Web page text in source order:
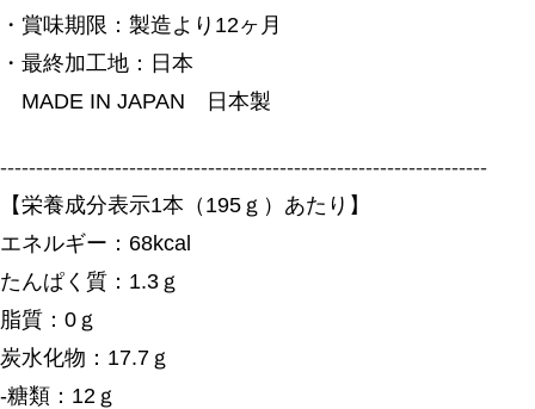
・賞味期限：製造より12ヶ月
・最終加工地：日本
MADE IN JAPAN 日本製
--------------------------------------------------------------------
【栄養成分表示1本（195ｇ）あたり】
エネルギー：68kcal
たんぱく質：1.3ｇ
脂質：0ｇ
炭水化物：17.7ｇ
-糖類：12ｇ